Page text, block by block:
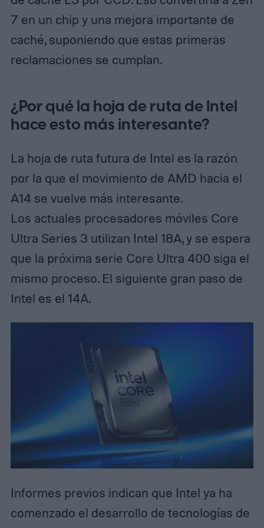
7 en un chip y una mejora importante de
caché, suponiendo que estas primeras
reclamaciones se cumplan.
¿Por qué la hoja de ruta de Intel
hace esto más interesante?
La hoja de ruta futura de Intel es la razón
por la que el movimiento de AMD hacia el
A14 se vuelve más interesante.
Los actuales procesadores móviles Core
Ultra Series 3 utilizan Intel 18A, y se espera
que la próxima serie Core Ultra 400 siga el
mismo proceso. El siguiente gran paso de
Intel es el 14A.
Informes previos indican que Intel ya ha
comenzado el desarrollo de tecnologías de